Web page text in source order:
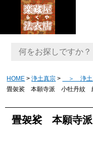
HOME 浄土真宗
＞ 浄土
畳袈裟 本願寺派 小牡丹紋
畳袈裟 本願寺